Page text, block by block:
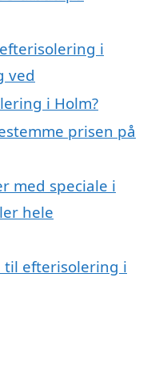
i
ved
i Holm?
prisen på
med speciale i
hele
til efterisolering i